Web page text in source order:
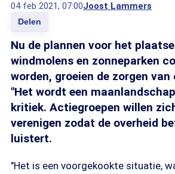
04 feb 2021, 07:00Joost Lammers
Delen
Nu de plannen voor het
windmolens en zonneparken
worden, groeien de zorgen van
"Het wordt een
kritiek. Actiegroepen willen
verenigen zodat de overheid
luistert.
"Het is een voorgekookte situatie,